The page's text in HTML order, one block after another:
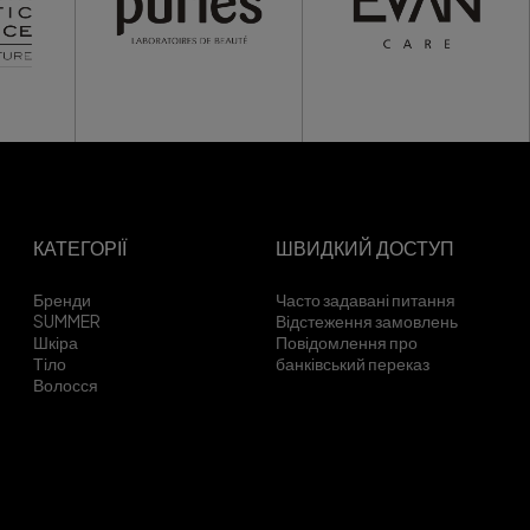
КАТЕГОРІЇ
Бренди
SUMMER
Шкіра
Тіло
Волосся
ШВИДКИЙ ДОСТУП
Часто задавані питання
Відстеження замовлень
Повідомлення про
банківський переказ